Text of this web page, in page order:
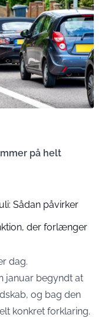
på helt
Sådan påvirker
der forlænger
dag.
januar begyndt at
og bag den
konkret forklaring.